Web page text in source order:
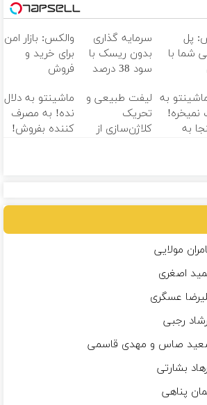
پل
شما با
سرمایه گذاری
بدون ریسک با
سود 38 درصد
والکس: بازار امن
برای خرید و
فروش
دیجیتال
به
به
لیفت طبیعی و
تحریک
کلاژن‌سازی از
ماشینتو به دلال
نده! به مصرف
کننده بفروش!
مولایی
اصغری
عسگری
رجبی
سعید صاس و مهدی قاسمی
بشارتی
پناهی